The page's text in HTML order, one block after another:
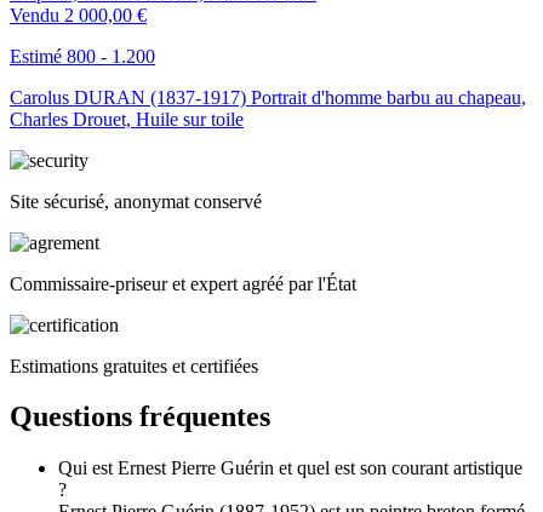
Vendu 2 000,00 €
Estimé 800 - 1.200
Carolus DURAN (1837-1917) Portrait d'homme barbu au chapeau,
Charles Drouet, Huile sur toile
Site sécurisé, anonymat conservé
Commissaire-priseur et expert agréé par l'État
Estimations gratuites et certifiées
Questions fréquentes
Qui est Ernest Pierre Guérin et quel est son courant artistique
?